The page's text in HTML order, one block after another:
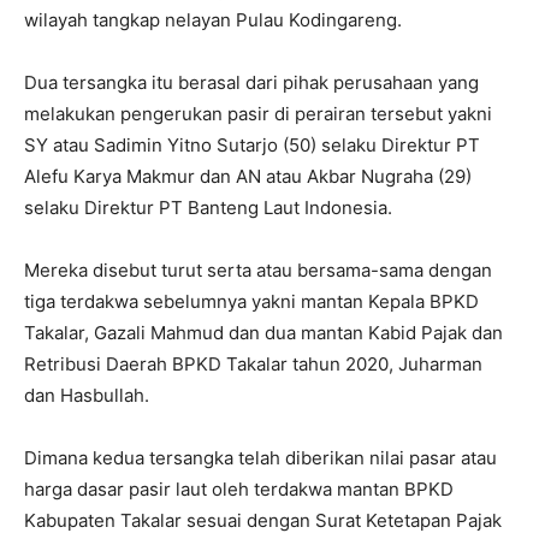
wilayah tangkap nelayan Pulau Kodingareng.
Dua tersangka itu berasal dari pihak perusahaan yang
melakukan pengerukan pasir di perairan tersebut yakni
SY atau Sadimin Yitno Sutarjo (50) selaku Direktur PT
Alefu Karya Makmur dan AN atau Akbar Nugraha (29)
selaku Direktur PT Banteng Laut Indonesia.
Mereka disebut turut serta atau bersama-sama dengan
tiga terdakwa sebelumnya yakni mantan Kepala BPKD
Takalar, Gazali Mahmud dan dua mantan Kabid Pajak dan
Retribusi Daerah BPKD Takalar tahun 2020, Juharman
dan Hasbullah.
Dimana kedua tersangka telah diberikan nilai pasar atau
harga dasar pasir laut oleh terdakwa mantan BPKD
Kabupaten Takalar sesuai dengan Surat Ketetapan Pajak